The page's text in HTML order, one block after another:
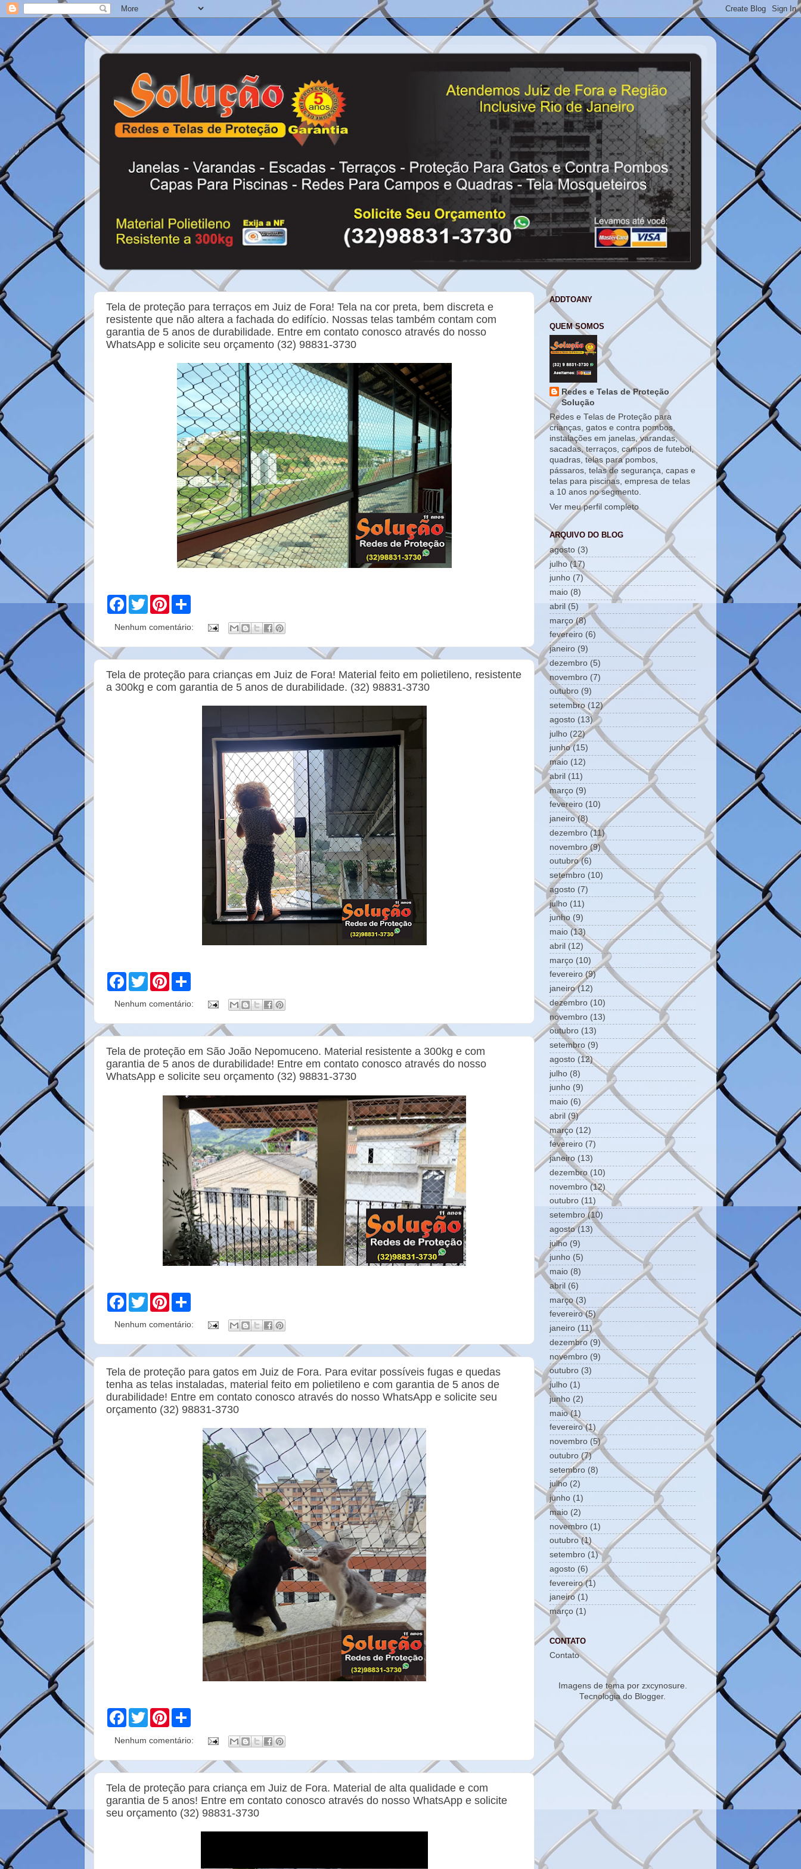
Tela de proteção para terraços em Juiz de Fora! Tela na cor preta, bem discreta e
resistente que não altera a fachada do edifício. Nossas telas também contam com
garantia de 5 anos de durabilidade. Entre em contato conosco através do nosso
WhatsApp e solicite seu orçamento (32) 98831-3730
F
e
o
T
w
t
e
P
t
r
t
r
Nenhum comentário:
Tela de proteção para crianças em Juiz de Fora! Material feito em polietileno, resistente
a 300kg e com garantia de 5 anos de durabilidade. (32) 98831-3730
F
e
o
T
w
t
e
P
t
r
t
r
Nenhum comentário:
Tela de proteção em São João Nepomuceno. Material resistente a 300kg e com
garantia de 5 anos de durabilidade! Entre em contato conosco através do nosso
WhatsApp e solicite seu orçamento (32) 98831-3730
F
e
o
o
T
w
t
e
P
t
r
t
r
Nenhum comentário:
Tela de proteção para gatos em Juiz de Fora. Para evitar possíveis fugas e quedas
tenha as telas instaladas, material feito em polietileno e com garantia de 5 anos de
durabilidade! Entre em contato conosco através do nosso WhatsApp e solicite seu
orçamento (32) 98831-3730
F
e
o
o
T
w
t
e
P
t
r
t
r
Nenhum comentário:
Tela de proteção para criança em Juiz de Fora. Material de alta qualidade e com
garantia de 5 anos! Entre em contato conosco através do nosso WhatsApp e solicite
seu orçamento (32) 98831-3730
ADDTOANY
QUEM SOMOS
Redes e Telas de Proteção
Solução
Redes e Telas de Proteção para
crianças, gatos e contra pombos,
instalações em janelas, varandas,
sacadas, terraços, campos de futebol,
quadras, telas para pombos,
pássaros, telas de segurança, capas e
telas para piscinas, empresa de telas
a 10 anos no segmento.
Ver meu perfil completo
ARQUIVO DO BLOG
agosto (3)
julho(17)
junho (7)
maio (8)
abril (5)
março(8)
fevereiro (6)
janeiro (9)
dezembro (5)
novembro (7)
outubro (9)
setembro(12)
agosto (13)
julho (22)
junho(15)
maio (12)
abril (11)
março (9)
fevereiro (10)
janeiro(8)
dezembro (11)
novembro (9)
outubro(6)
setembro (10)
agosto (7)
julho (11)
junho (9)
maio (13)
abril (12)
março (10)
fevereiro (9)
janeiro(12)
dezembro (10)
novembro (13)
outubro (13)
setembro (9)
agosto (12)
julho (8)
junho (9)
maio (6)
abril (9)
março (12)
fevereiro (7)
janeiro (13)
dezembro (10)
novembro (12)
outubro (11)
setembro(10)
agosto(13)
julho (9)
junho (5)
maio (8)
abril (6)
março(3)
fevereiro(5)
janeiro (11)
dezembro (9)
novembro (9)
outubro (3)
julho (1)
junho (2)
maio(1)
fevereiro(1)
novembro (5)
outubro (7)
setembro (8)
julho (2)
junho (1)
maio (2)
novembro (1)
outubro(1)
setembro (1)
agosto (6)
fevereiro(1)
janeiro(1)
março (1)
CONTATO
Contato
Imagens de tema por zxcynosure
Tecnologia do Blogger.